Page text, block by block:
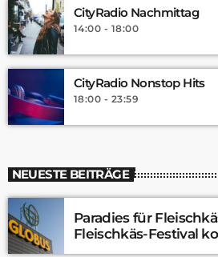
CityRadio Nachmittag
14:00 - 18:00
CityRadio Nonstop Hits
18:00 - 23:59
NEUESTE BEITRÄGE
Paradies für
Fleischkäs-Festival